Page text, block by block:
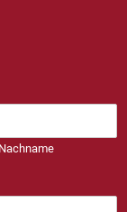
Nachname